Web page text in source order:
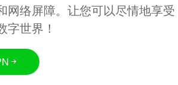
网络屏障。让您可以尽情地享受
字世界！